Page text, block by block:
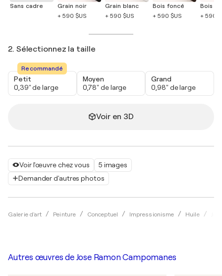
Voir l'œuvre chez vous
5 images
Demander d'autres photos
Galerie d'art Peinture Conceptuel Impressionisme Huile
Sans cadre
Grain noir
+ 590 $US
Grain blanc
+ 590 $US
Bois foncé
+ 590 $US
Bois
+ 590
2. Sélectionnez la taille
Recommandé
Petit
0,39" de large
Moyen
0,78" de large
Grand
0,98" de large
Voir en 3D
Autres œuvres de Jose Ramon Campomanes